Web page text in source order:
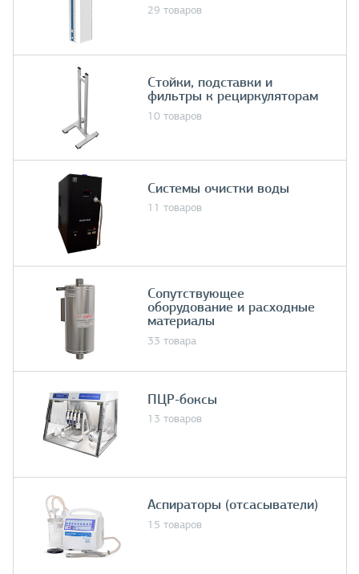
29 товаров
Стойки, подставки и
фильтры к рециркуляторам
10 товаров
Системы очистки воды
11 товаров
Сопутствующее
оборудование и расходные
материалы
33 товара
ПЦР-боксы
13 товаров
Аспираторы (отсасыватели)
15 товаров